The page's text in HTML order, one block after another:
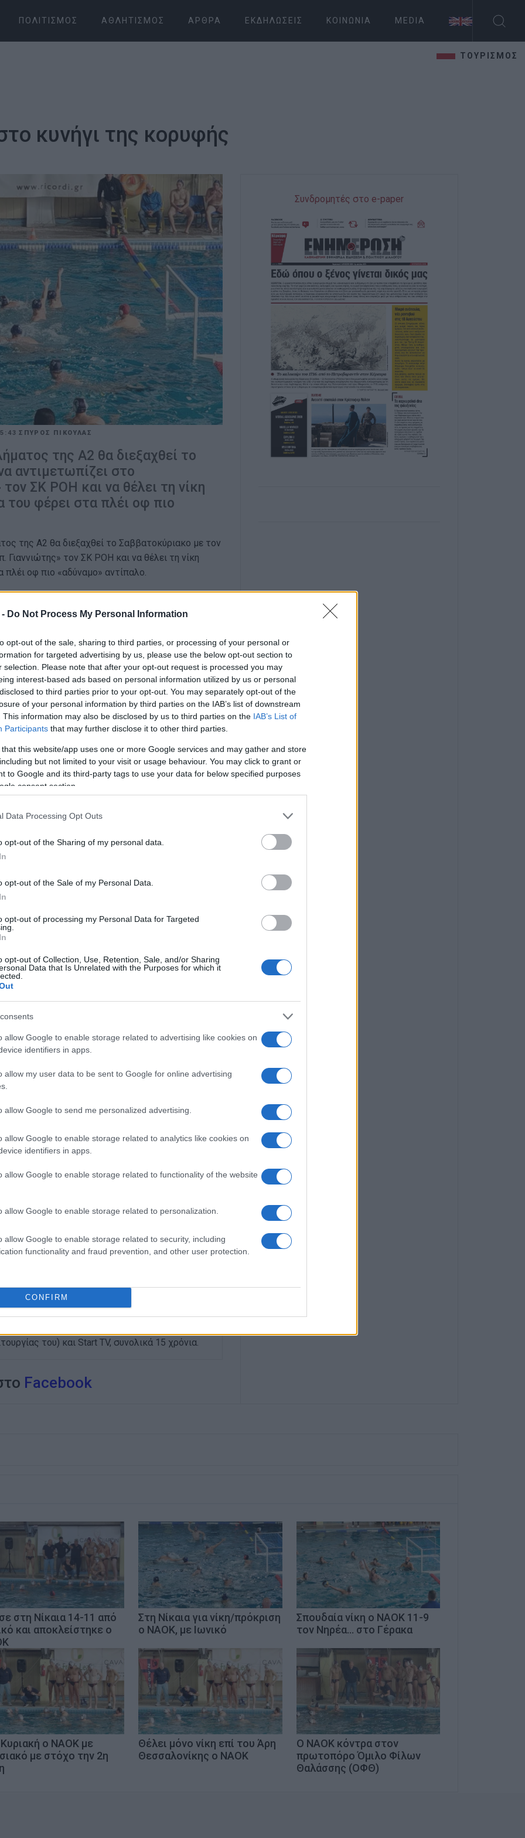
Do Not Process My Personal Information
opt-out of the sale, sharing to third parties, or processing of your personal or
for targeted advertising by us, please use the below opt-out section to
selection. Please note that after your opt-out request is processed you may
interest-based ads based on personal information utilized by us or personal
to third parties prior to your opt-out. You may separately opt-out of the
of your personal information by third parties on the IAB’s list of downstream
This information may also be disclosed by us to third parties on the IAB’s List of
Participants that may further disclose it to other third parties.
that this website/app uses one or more Google services and may gather and store
but not limited to your visit or usage behaviour. You may click to grant or
to Google and its third-party tags to use your data for below specified purposes
consent section.
Data Processing Opt Outs
opt-out of the Sharing of my personal data.
opt-out of the Sale of my Personal Data.
opt-out of processing my Personal Data for Targeted
opt-out of Collection, Use, Retention, Sale, and/or Sharing
Data that Is Unrelated with the Purposes for which it
allow Google to enable storage related to advertising like cookies on
identifiers in apps.
allow my user data to be sent to Google for online advertising
allow Google to send me personalized advertising.
allow Google to enable storage related to analytics like cookies on
identifiers in apps.
allow Google to enable storage related to functionality of the website
allow Google to enable storage related to personalization.
allow Google to enable storage related to security, including
functionality and fraud prevention, and other user protection.
CONFIRM
ΠΟΛΙΤΙΣΜΌΣ ΑΘΛΗΤΙΣΜΌΣ ΆΡΘΡΑ ΕΚΔΗΛΏΣΕΙΣ ΚΟΙΝΩΝΊΑ MEDIA
ΤΟΥΡΙΣΜΟΣ
κυνήγι της κορυφής
ΣΠΥΡΟΣ ΠΙΚΟΥΛΑΣ
της Α2 θα διεξαχθεί το
αντιμετωπίζει στο
ΣΚ ΡΟΗ και να θέλει τη νίκη
του φέρει στα πλέι οφ πιο
της Α2 θα διεξαχθεί το Σαββατοκύριακο με τον
τον ΣΚ ΡΟΗ και να θέλει τη νίκη
οφ πιο «αδύναμο» αντίπαλο.
καιρό την παρουσία της στα πλέι οφ, εκεί που
που απομένουν ως τη λήξη της
δυο νίκες, τουλάχιστον να κρατήσει την 2
έχει τον πρώτο λόγο για την κατάκτηση
δίπλα στην ομάδα του Σπ. Καρδόνα να την
του Πανεπιστημίου Πειραιά. Συνεργάστηκε
Πορεία της Κέρκυρας», ενώ από τις
χρόνια στο «Κερκυραϊκό Βήμα». Από το 1994
«Κερκυραϊκά Σπορ» και από το 2000 και για
ΣΠΟΡ». Από το 2015 εργάζεται στην
με την τηλεόραση του Corfu Channel
του) και Start TV, συνολικά 15 χρόνια.
Facebook
Συνδρομητές στο e-paper
στη Νίκαια 14-11 από
και αποκλείστηκε ο
Στη Νίκαια για νίκη/πρόκριση
ο ΝΑΟΚ, με Ιωνικό
Σπουδαία νίκη ο ΝΑΟΚ 11-9
τον Νηρέα... στο Γέρακα
ο ΝΑΟΚ με
με στόχο την 2η
Θέλει μόνο νίκη επί του Άρη
Θεσσαλονίκης ο ΝΑΟΚ
Ο ΝΑΟΚ κόντρα στον
πρωτοπόρο Όμιλο Φίλων
Θαλάσσης (ΟΦΘ)